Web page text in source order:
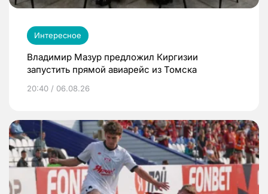
Интересное
Владимир Мазур предложил Киргизии
запустить прямой авиарейс из Томска
20:40 / 06.08.26